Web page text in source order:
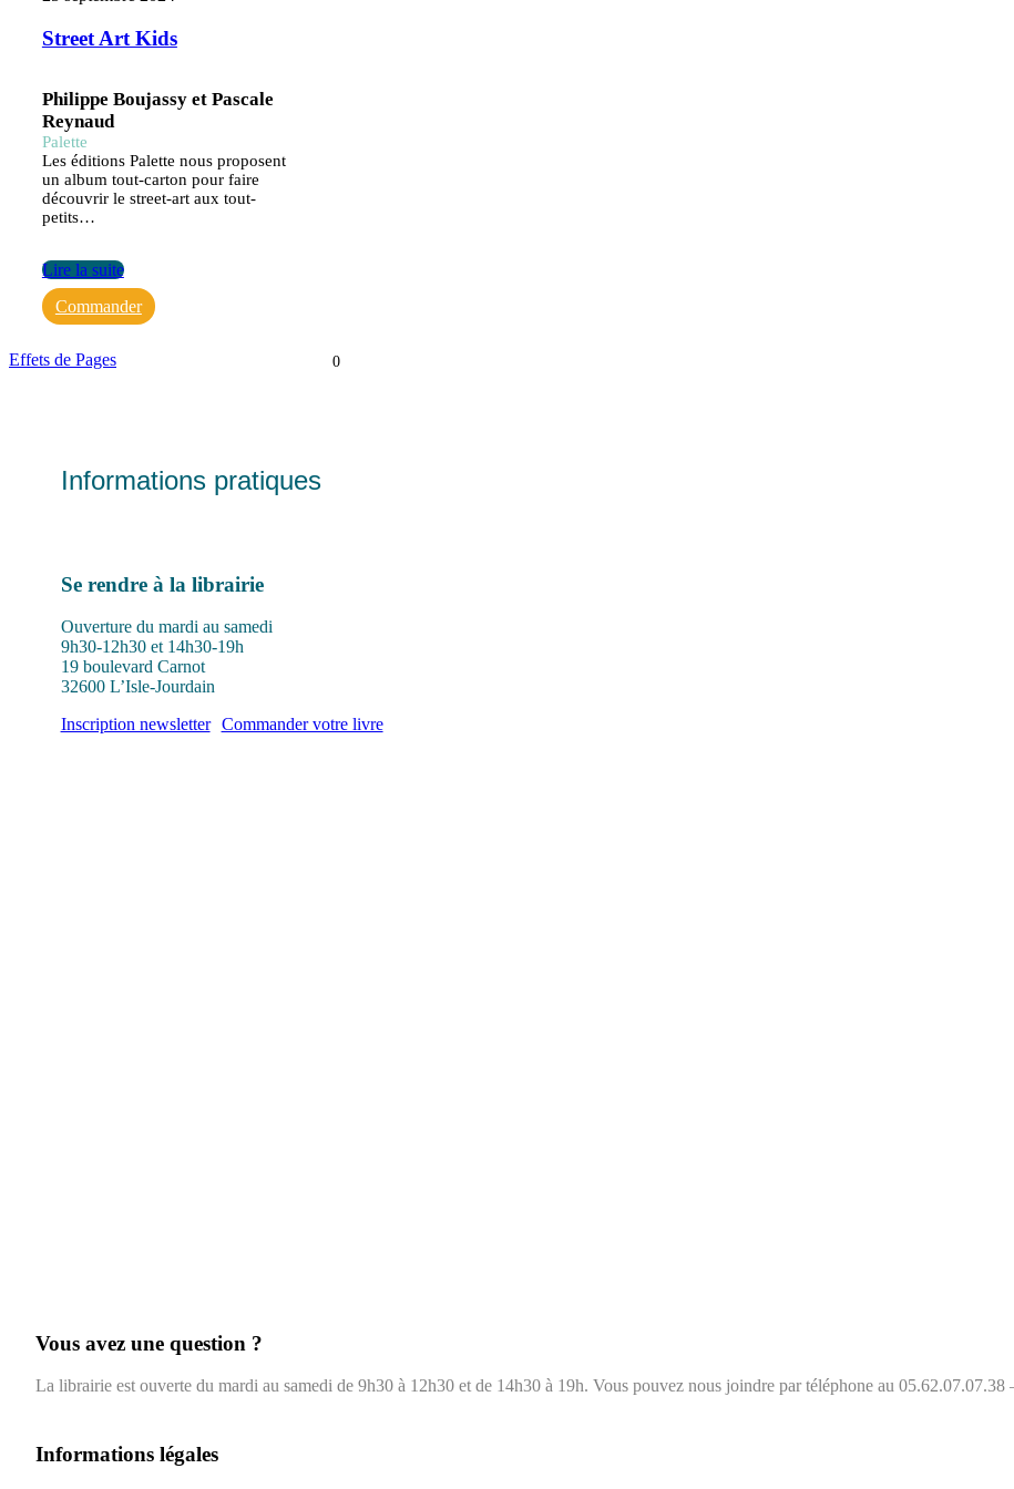
Street Art Kids
Philippe Boujassy et Pascale
Reynaud
Palette
Les éditions Palette nous proposent
un album tout-carton pour faire
découvrir le street-art aux tout-
petits…
Lire la suite
Commander
Effets de Pages 0
Informations pratiques
Se rendre à la librairie
Ouverture du mardi au samedi
9h30-12h30 et 14h30-19h
19 boulevard Carnot
32600 L’Isle-Jourdain
Inscription newsletter
Commander votre livre
Vous avez une question ?
La librairie est ouverte du mardi au samedi de 9h30 à 12h30 et de 14h30 à 19h. Vous pouvez nous joindre par téléphone au
Informations légales